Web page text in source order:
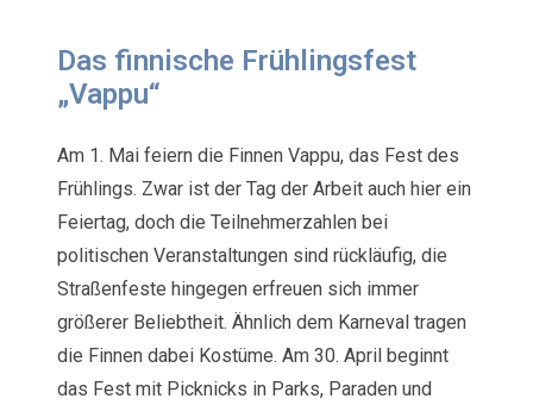
Das finnische Frühlingsfest
„Vappu“
Am 1. Mai feiern die Finnen Vappu, das Fest des
Frühlings. Zwar ist der Tag der Arbeit auch hier ein
Feiertag, doch die Teilnehmerzahlen bei
politischen Veranstaltungen sind rückläufig, die
Straßenfeste hingegen erfreuen sich immer
größerer Beliebtheit. Ähnlich dem Karneval tragen
die Finnen dabei Kostüme. Am 30. April beginnt
das Fest mit Picknicks in Parks, Paraden und